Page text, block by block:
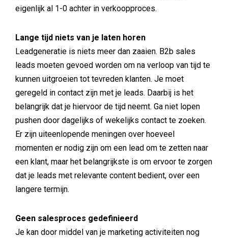
eigenlijk al 1-0 achter in verkoopproces.
Lange tijd niets van je laten horen
Leadgeneratie is niets meer dan zaaien. B2b sales
leads moeten gevoed worden om na verloop van tijd te
kunnen uitgroeien tot tevreden klanten. Je moet
geregeld in contact zijn met je leads. Daarbij is het
belangrijk dat je hiervoor de tijd neemt. Ga niet lopen
pushen door dagelijks of wekelijks contact te zoeken.
Er zijn uiteenlopende meningen over hoeveel
momenten er nodig zijn om een lead om te zetten naar
een klant, maar het belangrijkste is om ervoor te zorgen
dat je leads met relevante content bedient, over een
langere termijn.
Geen salesproces gedefinieerd
Je kan door middel van je marketing activiteiten nog